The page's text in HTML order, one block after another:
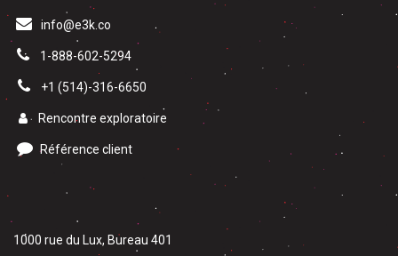
info@e3k.co
1-888-602-5294
​+1 (514)-316-6650
Rencontre exploratoire
Référence client
1000 rue du Lux, Bureau 401